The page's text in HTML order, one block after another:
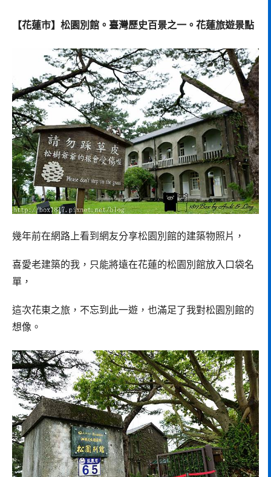
【花蓮市】松園別館。臺灣歷史百景之一。花蓮旅遊景點
幾年前在網路上看到網友分享松園別館的建築物照片，
喜愛老建築的我，只能將遠在花蓮的松園別館放入口袋名
單，
這次花東之旅，不忘到此一遊，也滿足了我對松園別館的
想像。